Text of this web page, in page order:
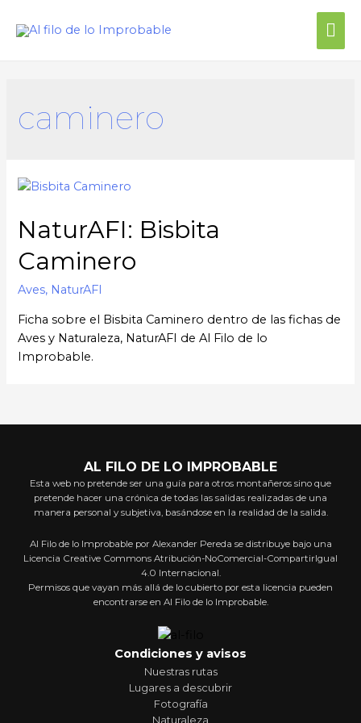
caminero
NaturAFI: Bisbita
Caminero
Aves, NaturAFI
Ficha sobre el Bisbita Caminero dentro de las fichas de
Aves y Naturaleza, NaturAFI de Al Filo de lo
Improbable.
AL FILO DE LO IMPROBABLE
Esta web no pretende ser una guía para otros montañeros sino que
pretende hacer una crónica de todas las salidas realizadas de una
manera personal y subjetiva, basándose en la realidad de la salida.
Al Filo de lo Improbable por Alexander Pereda se distribuye bajo una
Licencia Creative Commons Atribución-NoComercial-CompartirIgual
4.0 Internacional.
Permisos que vayan más allá de lo cubierto por esta licencia pueden
encontrarse en Al Filo de lo Improbable.
Condiciones y avisos
Nuestras rutas
Lugares a descubrir
Fotografía
Naturaleza